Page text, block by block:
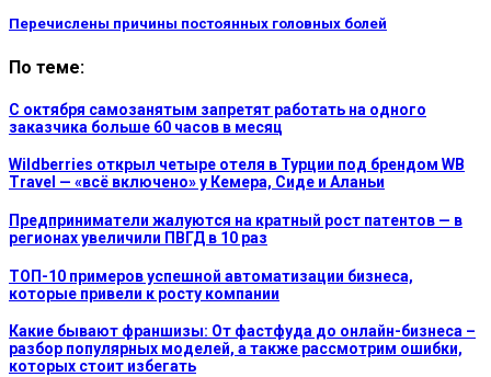
Перечислены причины постоянных головных болей
По теме:
С октября самозанятым запретят работать на одного
заказчика больше 60 часов в месяц
Wildberries открыл четыре отеля в Турции под брендом WB
Travel — «всё включено» у Кемера, Сиде и Аланьи
Предприниматели жалуются на кратный рост патентов — в
регионах увеличили ПВГД в 10 раз
ТОП-10 примеров успешной автоматизации бизнеса,
которые привели к росту компании
Какие бывают франшизы: От фастфуда до онлайн-бизнеса –
разбор популярных моделей, а также рассмотрим ошибки,
которых стоит избегать